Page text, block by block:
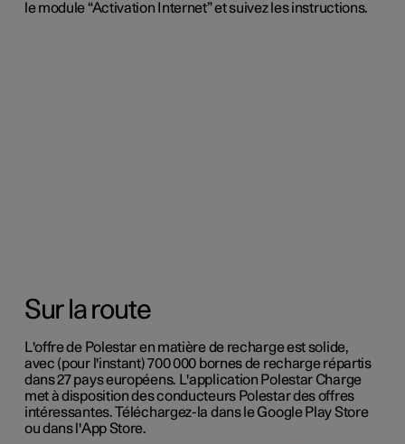
le module “Activation Internet” et suivez les instructions.
Sur la route
L'offre de Polestar en matière de recharge est solide,
avec (pour l'instant) 700 000 bornes de recharge répartis
dans 27 pays européens. L'application Polestar Charge
met à disposition des conducteurs Polestar des offres
intéressantes. Téléchargez-la dans le Google Play Store
ou dans l'App Store.